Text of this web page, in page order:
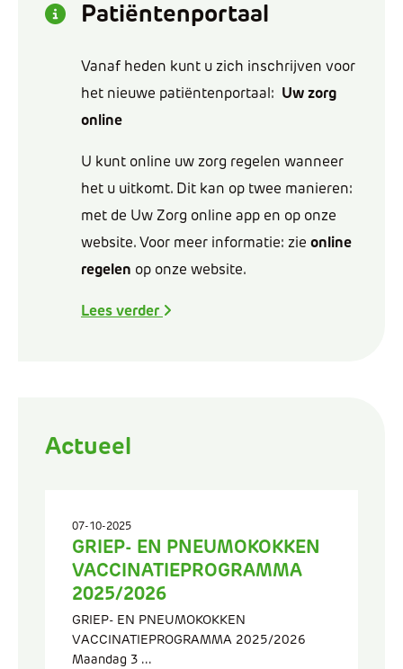
Patiëntenportaal
Vanaf heden kunt u zich inschrijven voor
het nieuwe patiëntenportaal: Uw zorg
online
U kunt online uw zorg regelen wanneer
het u uitkomt. Dit kan op twee manieren:
met de Uw Zorg online app en op onze
website. Voor meer informatie: zie online
regelen op onze website.
Lees verder
Actueel
07-10-2025
GRIEP- EN PNEUMOKOKKEN
VACCINATIEPROGRAMMA
2025/2026
GRIEP- EN PNEUMOKOKKEN
VACCINATIEPROGRAMMA 2025/2026
Maandag 3 ...